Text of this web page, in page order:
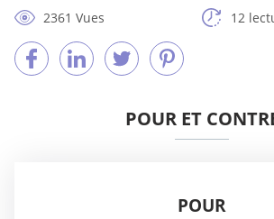
2361 Vues
12
POUR ET
POUR